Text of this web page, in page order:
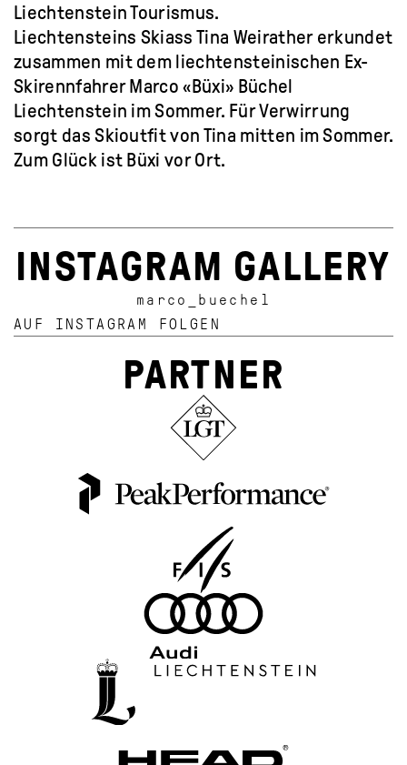
Liechtenstein Tourismus.
Liechtensteins Skiass Tina Weirather erkundet
zusammen mit dem liechtensteinischen Ex-
Skirennfahrer Marco «Büxi» Büchel
Liechtenstein im Sommer. Für Verwirrung
sorgt das Skioutfit von Tina mitten im Sommer.
Zum Glück ist Büxi vor Ort.
INSTAGRAM GALLERY
marco_buechel
AUF INSTAGRAM FOLGEN
PARTNER